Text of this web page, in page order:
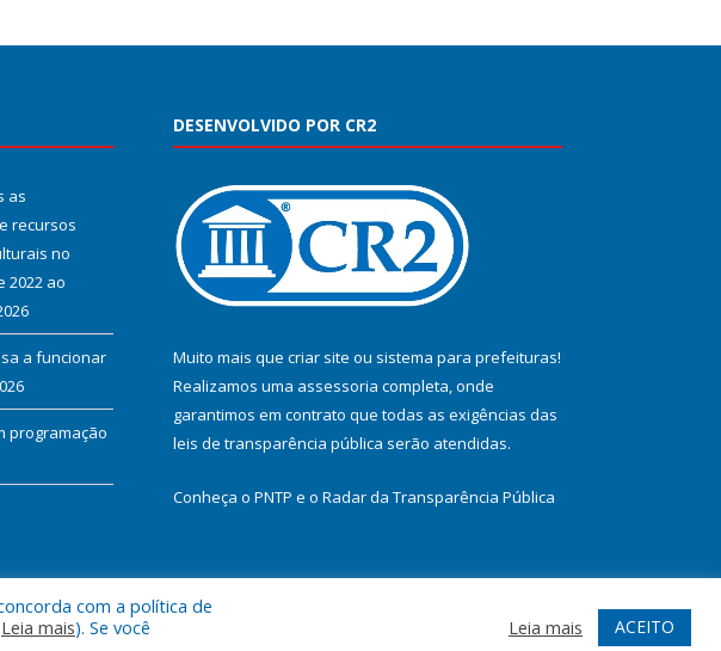
as
recursos
no
2022 ao
a funcionar
programação
DESENVOLVIDO POR CR2
Muito mais que criar site ou sistema para prefeituras!
Realizamos uma assessoria completa, onde
garantimos em contrato que todas as exigências das
leis de transparência pública serão atendidas.
Conheça o PNTP e o Radar da Transparência Pública
Mapa do Site Acessar Webmail
com a política de
Leia mais). Se você
Leia mais ACEITO